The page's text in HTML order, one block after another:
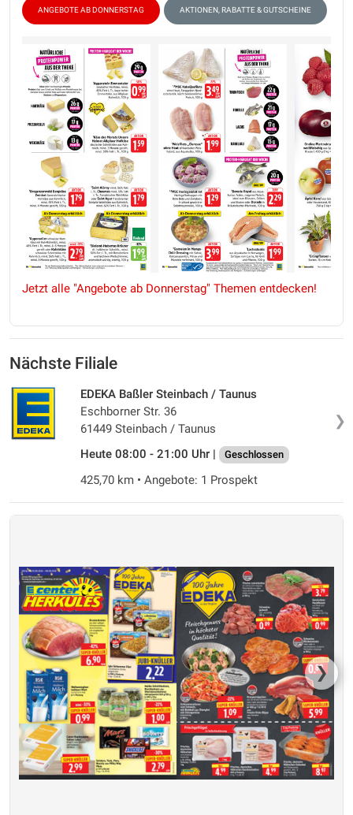
ANGEBOTE AB DONNERSTAG AKTIONEN, RABATTE & GUTSCHEINE
Jetzt alle "Angebote ab Donnerstag" Themen entdecken!
Nächste Filiale
❯
EDEKA Baßler Steinbach / Taunus
Eschborner Str. 36
61449 Steinbach / Taunus
Heute 08:00 - 21:00 Uhr |
Geschlossen
425,70 km • Angebote: 1 Prospekt
❯